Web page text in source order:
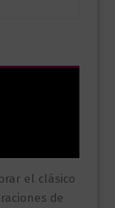
el clásico
de